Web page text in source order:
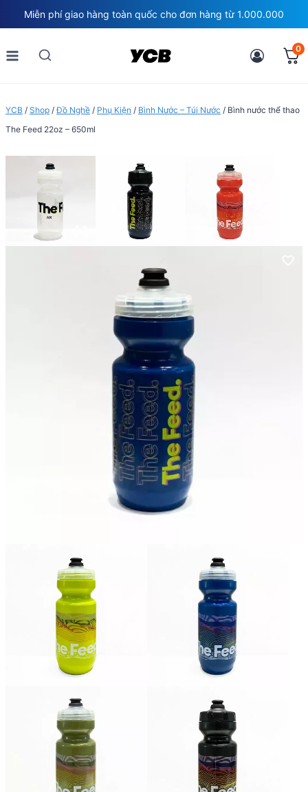
to
content
Miễn phí giao hàng toàn quốc cho đơn hàng từ 1.000.000
0
YCB / Shop /Đồ Nghề / Phụ Kiện / Bình Nước – Túi Nước / Bình nước thể thao
The Feed 22oz – 650ml